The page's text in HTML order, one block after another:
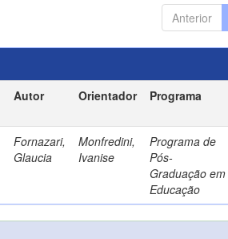
Anterior
Autor Orientador Programa
Fornazari,
Glaucia
Monfredini,
Ivanise
Programa de
Pós-
Graduação em
Educação